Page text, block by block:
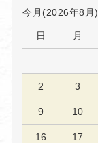
今月(2026年8月)
日 月
2 3
9 10
16 17